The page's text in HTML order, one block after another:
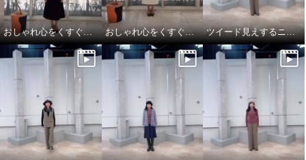
おしゃれ心をくすぐるオケージョンスタイル おしゃれ心をくすぐるオケージョンスタイル ツイード見えするニットカーディガンは、大人のトラッドモード